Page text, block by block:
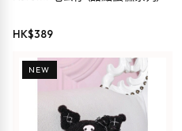
HK$389
NEW